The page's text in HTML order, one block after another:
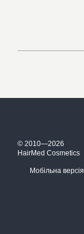
© 2010—2026
HairMed Cosmetics
Мобільна версія